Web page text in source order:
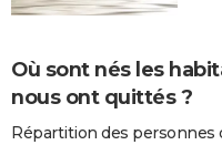
Où sont nés les
nous ont quittés ?
Répartition des personnes